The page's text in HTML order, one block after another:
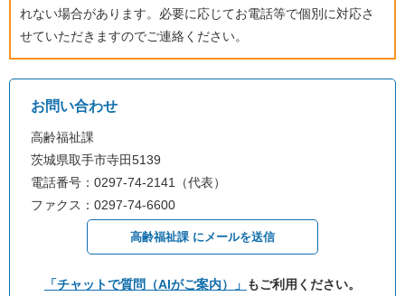
れない場合があります。必要に応じてお電話等で個別に対応さ
せていただきますのでご連絡ください。
お問い合わせ
高齢福祉課
茨城県取手市寺田5139
電話番号：0297-74-2141（代表）
ファクス：0297-74-6600
高齢福祉課 にメールを送信
「チャットで質問（AIがご案内）」 もご利用ください。